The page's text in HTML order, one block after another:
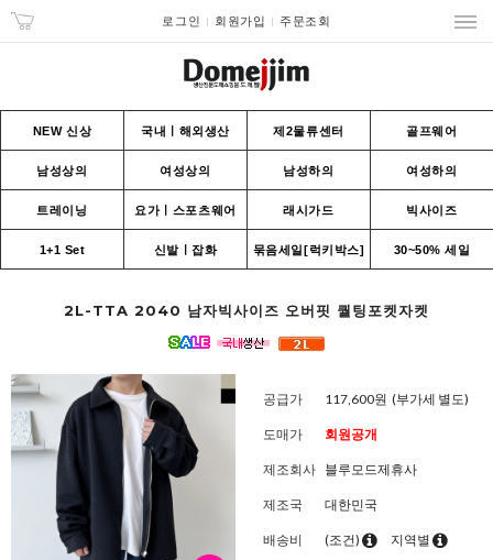
로그인 회원가입 주문조회
NEW 신상 국내ㅣ해외생산 제2물류센터 골프웨어
남성상의 여성상의 남성하의 여성하의
트레이닝 요가ㅣ스포츠웨어 래시가드 빅사이즈
1+1 Set 신발ㅣ잡화 묶음세일[럭키박스] 30~50% 세일
2L-TTA 2040 남자빅사이즈 오버핏 퀄팅포켓자켓
공급가 117,600원 (부가세 별도)
도매가 회원공개
제조회사 블루모드제휴사
제조국 대한민국
배송비 (조건) 지역별